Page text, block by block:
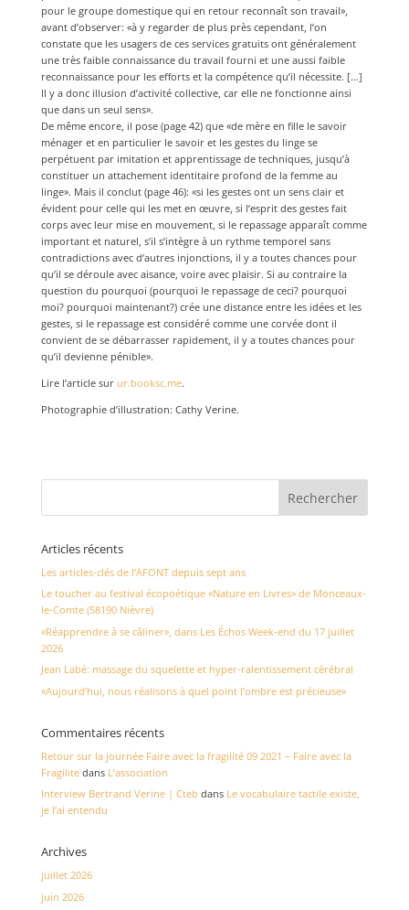
pour le groupe domestique qui en retour reconnaît son travail»,
avant d’observer: «à y regarder de plus près cependant, l’on
constate que les usagers de ces services gratuits ont généralement
une très faible connaissance du travail fourni et une aussi faible
reconnaissance pour les efforts et la compétence qu’il nécessite. […]
Il y a donc illusion d’activité collective, car elle ne fonctionne ainsi
que dans un seul sens».
De même encore, il pose (page 42) que «de mère en fille le savoir
ménager et en particulier le savoir et les gestes du linge se
perpétuent par imitation et apprentissage de techniques, jusqu’à
constituer un attachement identitaire profond de la femme au
linge». Mais il conclut (page 46): «si les gestes ont un sens clair et
évident pour celle qui les met en œuvre, si l’esprit des gestes fait
corps avec leur mise en mouvement, si le repassage apparaît comme
important et naturel, s’il s’intègre à un rythme temporel sans
contradictions avec d’autres injonctions, il y a toutes chances pour
qu’il se déroule avec aisance, voire avec plaisir. Si au contraire la
question du pourquoi (pourquoi le repassage de ceci? pourquoi
moi? pourquoi maintenant?) crée une distance entre les idées et les
gestes, si le repassage est considéré comme une corvée dont il
convient de se débarrasser rapidement, il y a toutes chances pour
qu’il devienne pénible».
Lire l’article sur ur.booksc.me.
Photographie d’illustration: Cathy Verine.
Articles récents
Les articles-clés de l’AFONT depuis sept ans
Le toucher au festival écopoétique «Nature en Livres» de Monceaux-
le-Comte (58190 Nièvre)
«Réapprendre à se câliner», dans Les Échos Week-end du 17 juillet
2026
Jean Labé: massage du squelette et hyper-ralentissement cérébral
«Aujourd’hui, nous réalisons à quel point l’ombre est précieuse»
Commentaires récents
Retour sur la journée Faire avec la fragilité 09 2021 – Faire avec la
Fragilitedans L’association
Interview Bertrand Verine | Cteb dans Le vocabulaire tactile existe,
je l’ai entendu
Archives
juillet 2026
juin 2026